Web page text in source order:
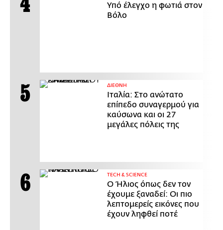
Υπό έλεγχο η φωτιά στον
Βόλο
ΔΙΕΘΝΗ
Ιταλία: Στο ανώτατο
επίπεδο συναγερμού για
καύσωνα και οι 27
μεγάλες πόλεις της
ΤECH & SCIENCE
Ο Ήλιος όπως δεν τον
έχουμε ξαναδεί: Οι πιο
λεπτομερείς εικόνες που
έχουν ληφθεί ποτέ